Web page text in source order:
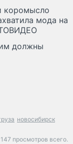
коромысло
мода на
должны
новосибирск
147 просмотров всего.